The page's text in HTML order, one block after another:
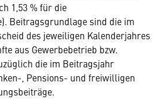
1,53 % für die
Beitragsgrundlage sind die im
des jeweiligen Kalenderjahres
aus Gewerbebetrieb bzw.
die im Beitragsjahr
, Pensions- und freiwilligen